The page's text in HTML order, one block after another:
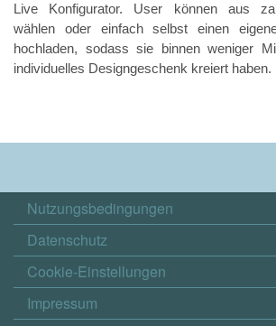
Live Konfigurator. User können aus
wählen oder einfach selbst einen
hochladen, sodass sie binnen weniger
individuelles Designgeschenk kreiert haben.
Nutzungsbedingungen
Datenschutz
Cookie-Einstellungen
Impressum